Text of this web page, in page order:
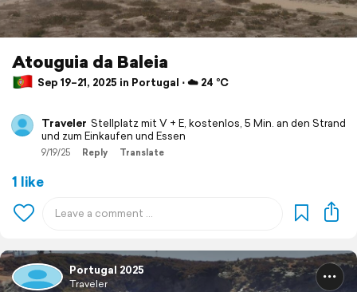
Atouguia da Baleia
Sep 19–21, 2025 in Portugal ⋅ ☁️ 24 °C
Traveler Stellplatz mit V + E, kostenlos, 5 Min. an den Strand
und zum Einkaufen und Essen
9/19/25 Reply Translate
1 like
Portugal 2025
Traveler